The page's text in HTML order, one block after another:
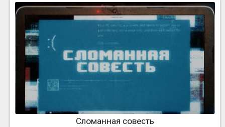
Сломанная совесть